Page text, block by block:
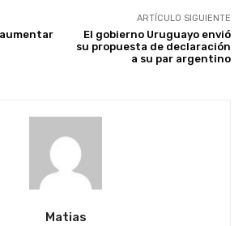
ARTÍCULO SIGUIENTE
El gobierno Uruguayo envió
su propuesta de declaración
a su par argentino
Matias